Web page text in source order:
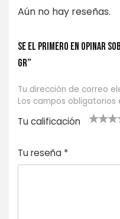
Aún no hay reseñas.
Se el primero en opinar
gr”
Tu dirección de correo
Los campos
Tu calificación
e
5
las
s
Tu reseña *